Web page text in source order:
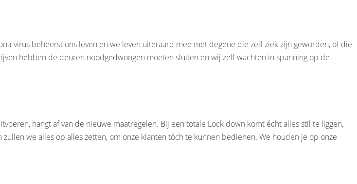
virus beheerst ons leven en we leven uiteraard mee met degene die zelf ziek zijn geworden, of die
hebben de deuren noodgedwongen moeten sluiten en wij zelf wachten in spanning op de
hangt af van de nieuwe maatregelen. Bij een totale Lock down komt écht alles stil te liggen,
we alles op alles zetten, om onze klanten tóch te kunnen bedienen. We houden je op onze